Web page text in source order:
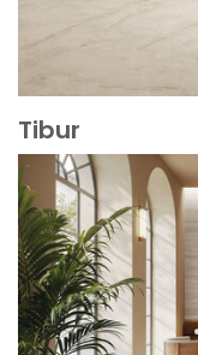
Tibur